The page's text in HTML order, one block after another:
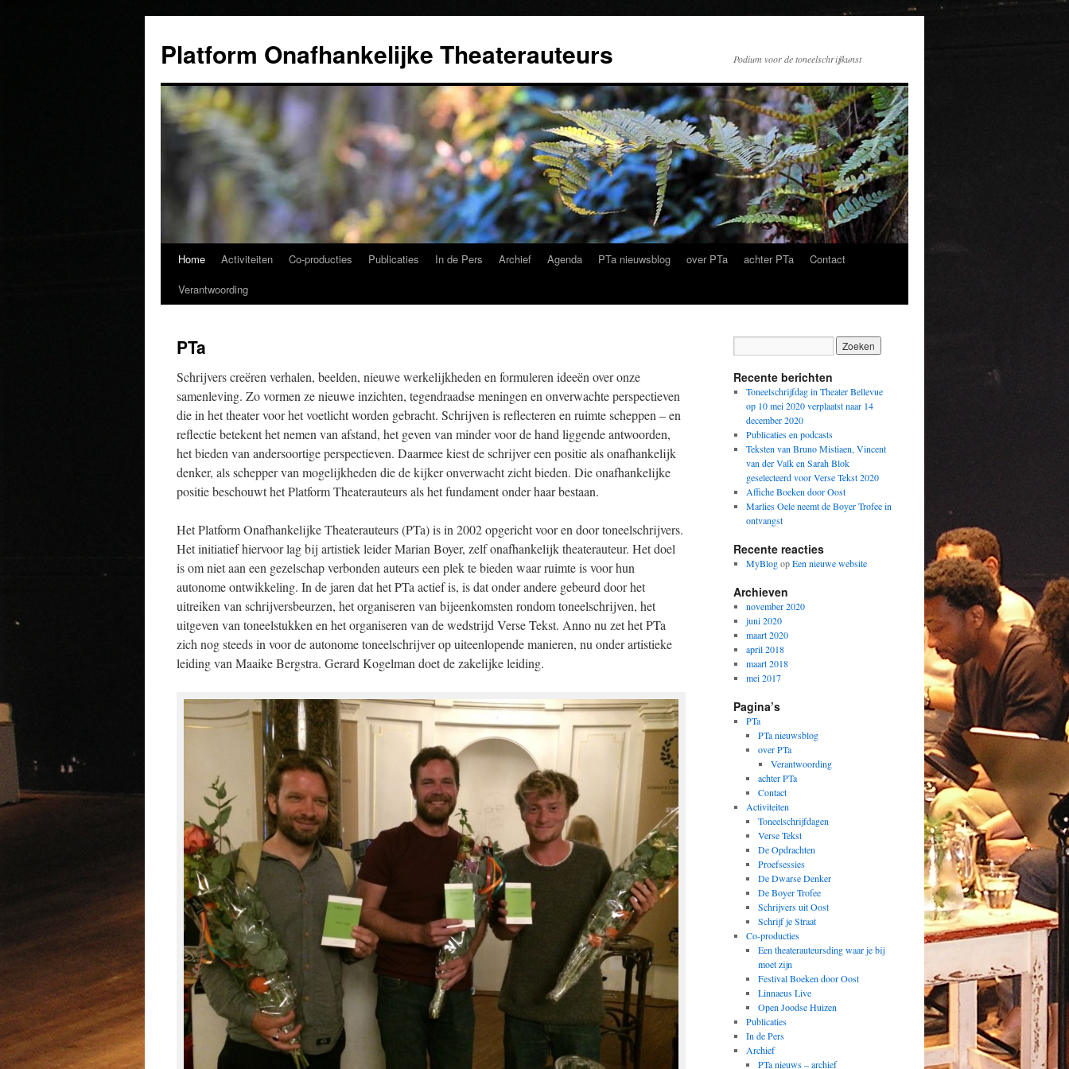
de
inhoud
Platform Onafhankelijke Theaterauteurs Podium voor de toneelschrijfkunst
Home Activiteiten Co-producties Publicaties In de Pers Archief Agenda PTa nieuwsblog over PTa achter PTa
Contact
Verantwoording
PTa
Schrijvers creëren verhalen, beelden, nieuwe werkelijkheden en formuleren ideeën over onze
samenleving. Zo vormen ze nieuwe inzichten, tegendraadse meningen en onverwachte perspectieven
die in het theater voor het voetlicht worden gebracht. Schrijven is reflecteren en ruimte scheppen – en
reflectie betekent het nemen van afstand, het geven van minder voor de hand liggende antwoorden,
het bieden van andersoortige perspectieven. Daarmee kiest de schrijver een positie als onafhankelijk
denker, als schepper van mogelijkheden die de kijker onverwacht zicht bieden. Die onafhankelijke
positie beschouwt het Platform Theaterauteurs als het fundament onder haar bestaan.
Het Platform Onafhankelijke Theaterauteurs (PTa) is in 2002 opgericht voor en door toneelschrijvers.
Het initiatief hiervoor lag bij artistiek leider Marian Boyer, zelf onafhankelijk theaterauteur. Het doel
is om niet aan een gezelschap verbonden auteurs een plek te bieden waar ruimte is voor hun
autonome ontwikkeling. In de jaren dat het PTa actief is, is dat onder andere gebeurd door het
uitreiken van schrijversbeurzen, het organiseren van bijeenkomsten rondom toneelschrijven, het
uitgeven van toneelstukken en het organiseren van de wedstrijd Verse Tekst. Anno nu zet het PTa
zich nog steeds in voor de autonome toneelschrijver op uiteenlopende manieren, nu onder artistieke
leiding van Maaike Bergstra. Gerard Kogelman doet de zakelijke leiding.
Recente berichten
Toneelschrijfdag in Theater Bellevue
op 10 mei 2020 verplaatst naar 14
december 2020
Publicaties en podcasts
Teksten van Bruno Mistiaen, Vincent
van der Valk en Sarah Blok
geselecteerd voor Verse Tekst 2020
Affiche Boeken door Oost
Marlies Oele neemt de Boyer Trofee in
ontvangst
Recente reacties
MyBlogopEen nieuwe website
Archieven
november 2020
juni 2020
maart 2020
april 2018
maart 2018
mei 2017
Pagina’s
PTa
PTa nieuwsblog
over PTa
Verantwoording
achter PTa
Contact
Activiteiten
Toneelschrijfdagen
Verse Tekst
De Opdrachten
Proefsessies
De Dwarse Denker
De Boyer Trofee
Schrijvers uit Oost
Schrijf je Straat
Co-producties
Een theaterauteursding waar je bij
moet zijn
Festival Boeken door Oost
Linnaeus Live
Open Joodse Huizen
Publicaties
In de Pers
Archief
PTa nieuws – archief